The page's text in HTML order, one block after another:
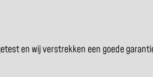
en wij verstrekken een goede